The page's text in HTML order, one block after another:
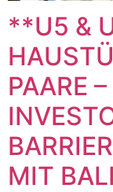
**U5 &
PAARE
MIT